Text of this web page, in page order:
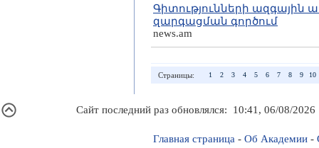
Գիտությունների
զարգացման գործում
news.am
Страницы: 1 2 3 4 5 6 7 8 9 10
Сайт последний раз обновлялся: 10:41, 06/08/2026
Главная страница - Об Академии-